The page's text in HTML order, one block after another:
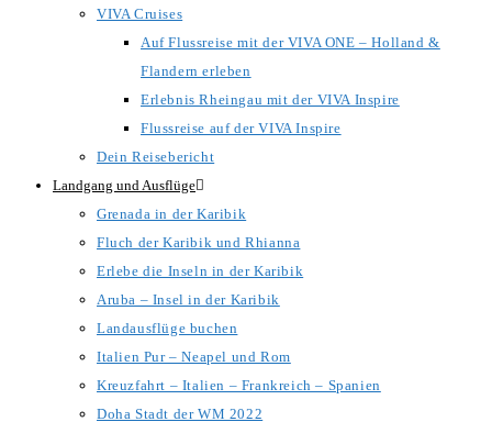
VIVA Cruises
Auf Flussreise mit der VIVA ONE – Holland &
Flandern erleben
Erlebnis Rheingau mit der VIVA Inspire
Flussreise auf der VIVA Inspire
Dein Reisebericht
Landgang und Ausflüge
Grenada in der Karibik
Fluch der Karibik und Rhianna
Erlebe die Inseln in der Karibik
Aruba – Insel in der Karibik
Landausflüge buchen
Italien Pur – Neapel und Rom
Kreuzfahrt – Italien – Frankreich – Spanien
Doha Stadt der WM 2022